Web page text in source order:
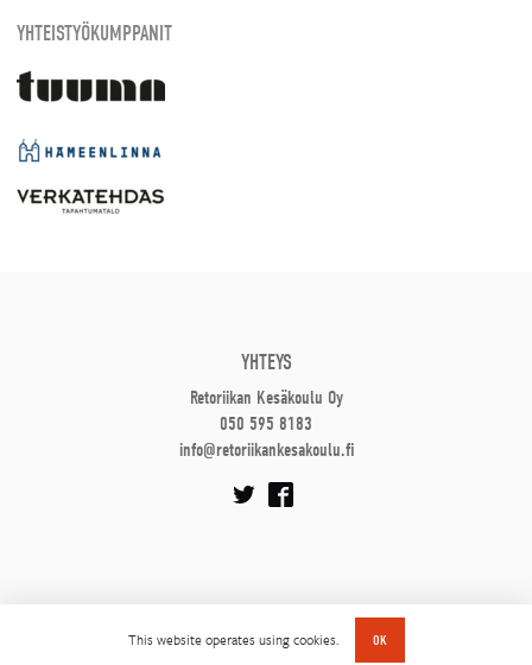
This website operates using cookies. OK
YHTEISTYÖKUMPPANIT
YHTEYS
Retoriikan Kesäkoulu Oy
050 595 8183
info@retoriikankesakoulu.fi